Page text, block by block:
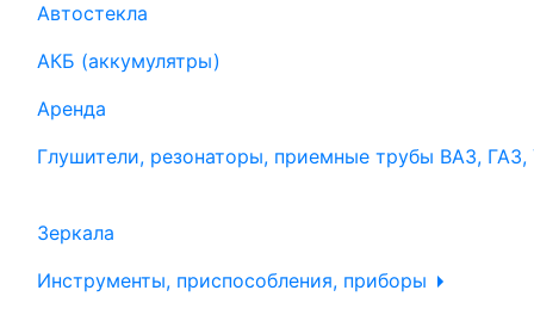
Автостекла
АКБ (аккумулятры)
Аренда
Глушители, резонаторы, приемные трубы ВАЗ, ГАЗ,
Зеркала
Инструменты, приспособления, приборы